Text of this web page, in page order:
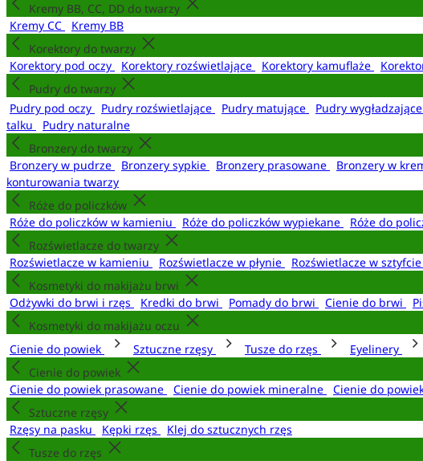
Kremy BB, CC, DD do twarzy
Kremy CC
Kremy BB
Korektory do twarzy
Korektory pod oczy
Korektory rozświetlające Korektory kamuflaże
Pudry do twarzy
Pudry pod oczy
Pudry rozświetlające Pudry matujące Pudry wygładzające
talku
Pudry naturalne
Bronzery do twarzy
Bronzery w pudrze
Bronzery sypkie Bronzery prasowane Bronzery w
konturowania twarzy
Róże do policzków
Róże do policzków w kamieniu
Róże do policzków wypiekane Róże do
Rozświetlacze do twarzy
Rozświetlacze w kamieniu
Rozświetlacze w płynie Rozświetlacze w sztyfcie
Kosmetyki do makijażu brwi
Odżywki do brwi i rzęs
Kredki do brwi Pomady do brwi Cienie do brwi
Kosmetyki do makijażu oczu
Cienie do powiek
Sztuczne rzęsy Tusze do rzęs Eyelinery
Cienie do powiek
Cienie do powiek prasowane
Cienie do powiek mineralne Cienie do
Sztuczne rzęsy
Rzęsy na pasku
Kępki rzęs
Klej do sztucznych rzęs
Tusze do rzęs